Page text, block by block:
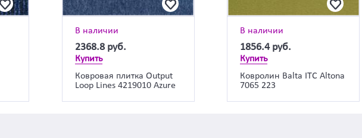
В наличии
2368.8 руб.
Купить
Ковровая плитка Output
Loop Lines 4219010 Azure
В наличии
1856.4 руб.
Купить
Ковролин Balta ITC Altona
7065 223